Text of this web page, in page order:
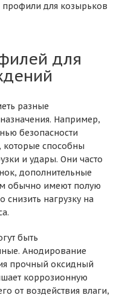
профили для козырьков
для
разные
Например,
безопасности
которые способны
и удары. Они часто
дополнительные
обычно имеют полую
нагрузку на
быть
Анодирование
прочный оксидный
коррозионную
от воздействия влаги,